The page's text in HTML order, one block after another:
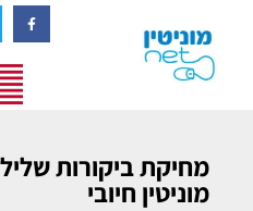
מחיקת ביקורות
מוניטין חיובי